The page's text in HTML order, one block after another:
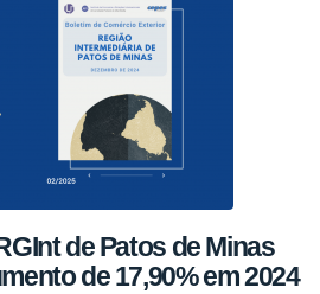
de Patos de Minas
de 17,90% em 2024